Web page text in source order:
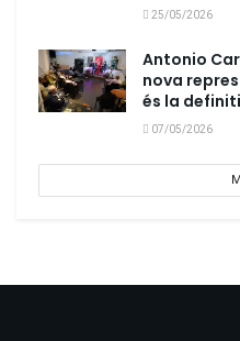
25/05/2026
Antonio
nova
és la
07/05/2026